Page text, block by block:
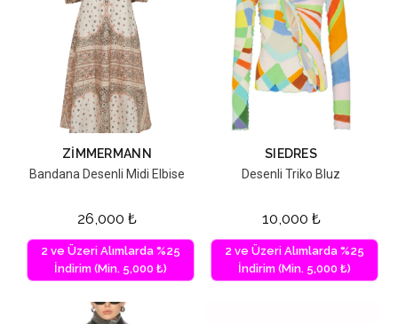
ZIMMERMANN
Bandana Desenli Midi Elbise
26,000 ₺
2 ve Üzeri Alımlarda %25
İndirim (Min. 5,000 ₺)
SIEDRES
Desenli Triko Bluz
10,000 ₺
2 ve Üzeri Alımlarda %25
İndirim (Min. 5,000 ₺)